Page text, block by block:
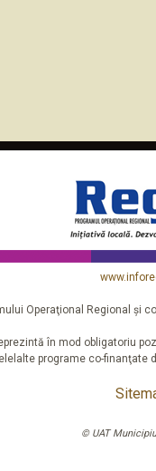
Operaţional Regional şi
în mod obligatoriu
programe co-finanţate
© UAT